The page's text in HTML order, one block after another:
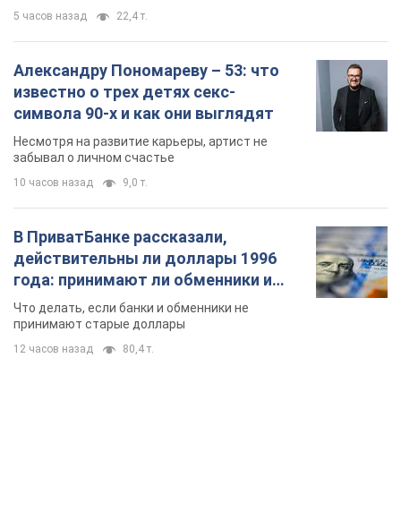
5 часов назад 22,4 т.
Александру Пономареву – 53: что
известно о трех детях секс-
символа 90-х и как они выглядят
Несмотря на развитие карьеры, артист не
забывал о личном счастье
10 часов назад 9,0 т.
В ПриватБанке рассказали,
действительны ли доллары 1996
года: принимают ли обменники и
банки такие купюры
Что делать, если банки и обменники не
принимают старые доллары
12 часов назад 80,4 т.